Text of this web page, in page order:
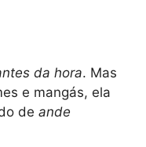
da hora. Mas
e mangás, ela
de ande